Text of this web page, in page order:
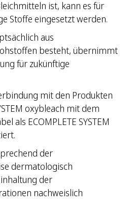
ist, kann es für
Stoffe eingesetzt werden.
aus
besteht, übernimmt
für zukünftige
mit den Produkten
oxybleach mit dem
als ECOMPLETE SYSTEM
der
dermatologisch
der
nachweislich